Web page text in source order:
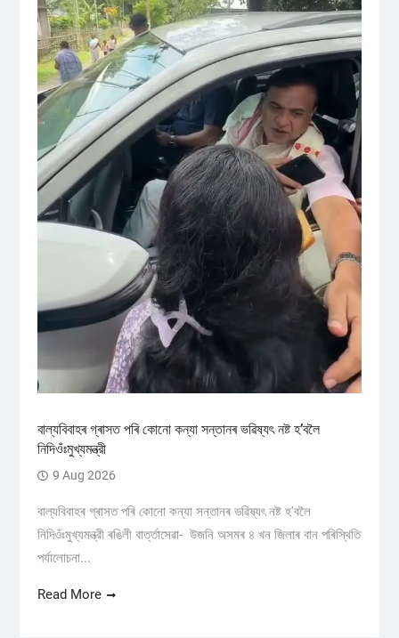
বাল্যবিবাহৰ গ্ৰাসত পৰি কোনো কন্যা সন্তানৰ ভৱিষ্যৎ নষ্ট হ’বলৈ
নিদিওঁঃমুখ্যমন্ত্রী
9 Aug 2026
বাল্যবিবাহৰ গ্ৰাসত পৰি কোনো কন্যা সন্তানৰ ভৱিষ্যৎ নষ্ট হ'বলৈ
নিদিওঁঃমুখ্যমন্ত্রী ৰঙিলী বাৰ্ত্তাসেৱা- উজনি অসমৰ ৪ খন জিলাৰ বান পৰিস্থিতি
পৰ্যালোচনা...
Read More